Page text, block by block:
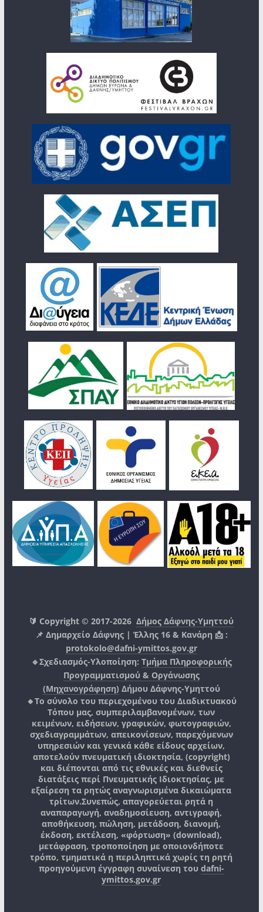
🔰 Copyright © 2017-2026Δήμος Δάφνης-Υμηττού
📌 Δημαρχείο Δάφνης | Έλλης 16 & Κανάρη 📩 :
protokolo@dafni-ymittos.gov.gr
🔹Σχεδιασμός-Υλοποίηση: Τμήμα Πληροφορικής
Προγραμματισμού & Οργάνωσης
(Μηχανογράφηση) Δήμου Δάφνης-Υμηττού
🔸Το σύνολο του περιεχομένου του Διαδικτυακού
Τόπου μας, συμπεριλαμβανομένων, των
κειμένων, ειδήσεων, γραφικών, φωτογραφιών,
σχεδιαγραμμάτων, απεικονίσεων, παρεχόμενων
υπηρεσιών και γενικά κάθε είδους αρχείων,
αποτελούν πνευματική ιδιοκτησία, (copyright)
και διέπονται από τις εθνικές και διεθνείς
διατάξεις περί Πνευματικής Ιδιοκτησίας, με
εξαίρεση τα ρητώς αναγνωρισμένα δικαιώματα
τρίτων.Συνεπώς, απαγορεύεται ρητά η
αναπαραγωγή, αναδημοσίευση, αντιγραφή,
αποθήκευση, πώληση, μετάδοση, διανομή,
έκδοση, εκτέλεση, «φόρτωση» (download),
μετάφραση, τροποποίηση με οποιονδήποτε
τρόπο, τμηματικά η περιληπτικά χωρίς τη ρητή
προηγούμενη έγγραφη συναίνεση του dafni-
ymittos.gov.gr